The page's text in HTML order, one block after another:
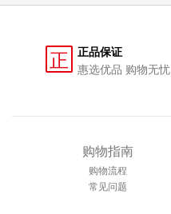
正
正品保证
惠选优品 购物无忧
购物指南
购物流程
常见问题